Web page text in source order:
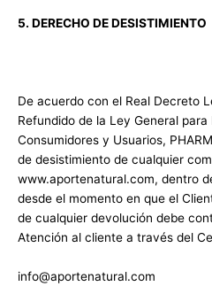
5. DERECHO DE DESISTIMIENTO
De acuerdo con el Real Decreto
Refundido de la Ley General
Consumidores y Usuarios,
de desistimiento de cualquier
www.aportenatural.com, dentro
desde el momento en que el
de cualquier devolución debe
Atención al cliente a través del
info@aportenatural.com